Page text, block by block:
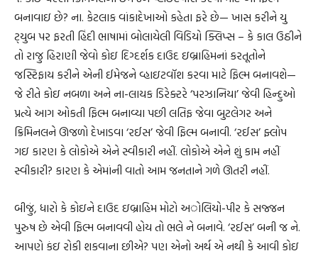
બનાવાઇ છે? ના. કેટલાક વાંકાદેખાઓ કહેતા ફરે છે— ખાસ કરીને યુ
ટ્‍યુબ પર ફરતી હિંદી ભાષામાં બોલાયેલી વિડિયો ક્લિપ્સ – કે કાલ ઉઠીને
તો રાજુ હિરાણી જેવો કોઇ દિગ્દર્શક દાઉદ ઇબ્રાહિમનાં કરતૂતોને
જસ્ટિફાય કરીને એની ઈમેજને વ્હાઇટવૉશ કરવા માટે ફિલ્મ બનાવશે—
જે રીતે કોઇ નબળા અને ના-લાયક ડિરેક્‍ટરે ‘પરઝાનિયા’ જેવી હિન્દુઓ
પ્રત્યે આગ ઓકતી ફિલ્મ બનાવ્યા પછી લતિફ જેવા બુટલેગર અને
ક્રિમિનલને ઊજળો દેખાડવા ‘રઈસ’ જેવી ફિલ્મ બનાવી. ‘રઈસ’ ફ્લોપ
ગઇ કારણ કે લોકોએ એને સ્વીકારી નહીં. લોકોએ એને શું કામ નહીં
સ્વીકારી? કારણ કે એમાંની વાતો આમ જનતાને ગળે ઊતરી નહીં.
બીજું, ધારો કે કોઇને દાઉદ ઇબ્રાહિમ મોટો અોલિયો-પીર કે સજ્જન
પુરુષ છે એવી ફિલ્મ બનાવવી હોય તો ભલે ને બનાવે. ‘રઈસ’ બની જ ને.
આપણે કંઇ રોકી શકવાના છીએ? પણ એનો અર્થ એ નથી કે આવી કોઇ